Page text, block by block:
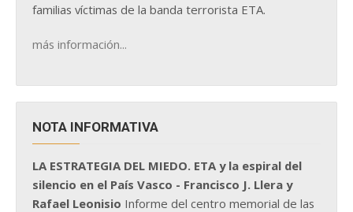
familias víctimas de la banda terrorista ETA.
más información...
NOTA INFORMATIVA
LA ESTRATEGIA DEL MIEDO. ETA y la espiral del
silencio en el País Vasco - Francisco J. Llera y
Rafael Leonisio Informe del centro memorial de las